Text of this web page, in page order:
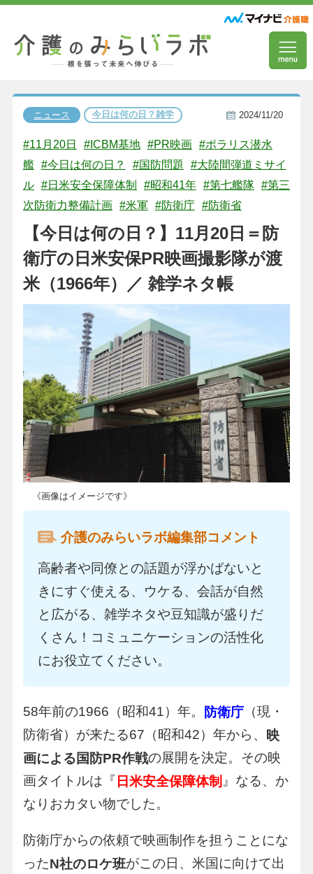
ニュース 今日は何の日？雑学 2024/11/20
#11月20日 #ICBM基地 #PR映画 #ポラリス潜水
艦 #今日は何の日？ #国防問題
#大陸間弾道ミサイ
ル #日米安全保障体制 #昭和41年 #第七艦隊 #第三
次防衛力整備計画 #米軍 #防衛庁 #防衛省
【今日は何の日？】11月20日＝防
衛庁の日米安保PR映画撮影隊が渡
米（1966年）／ 雑学ネタ帳
《画像はイメージです》
介護のみらいラボ編集部コメント
高齢者や同僚との話題が浮かばないと
きにすぐ使える、ウケる、会話が自然
と広がる、雑学ネタや豆知識が盛りだ
くさん！コミュニケーションの活性化
にお役立てください。
58年前の1966（昭和41）年。 防衛庁（現・
防衛省）が来たる67（昭和42）年から、
映
画による国防PR作戦の展開を決定。その映
画タイトルは『 日米安全保障体制 』なる、か
なりおカタい物でした。
防衛庁からの依頼で映画制作を担うことにな
ったN社のロケ班がこの日、米国に向けて出